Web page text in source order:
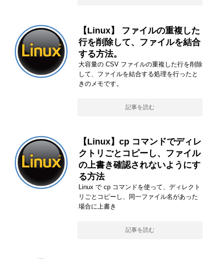
【Linux】 ファイルの重複した
行を削除して、ファイルを結合
する方法。
大容量の CSV ファイルの重複した行を削除
して、ファイルを結合する処理を行ったと
きのメモです。
記事を読む
【Linux】cp コマンドでディレ
クトリごとコピーし、ファイル
の上書き確認されないようにす
る方法
Linux で cp コマンドを使って、ディレクト
リごとコピーし、同一ファイル名があった
場合に上書き
記事を読む